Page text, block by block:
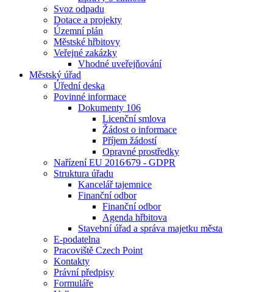
Svoz odpadu
Dotace a projekty
Územní plán
Městské hřbitovy
Veřejné zakázky
Vhodné uveřejňování
Městský úřad
Úřední deska
Povinné informace
Dokumenty 106
Licenční smlova
Žádost o informace
Příjem žádostí
Opravné prostředky
Nařízení EU 2016⁄679 - GDPR
Struktura úřadu
Kancelář tajemnice
Finanční odbor
Finanční odbor
Agenda hřbitova
Stavební úřad a správa majetku města
E-podatelna
Pracoviště Czech Point
Kontakty
Právní předpisy
Formuláře